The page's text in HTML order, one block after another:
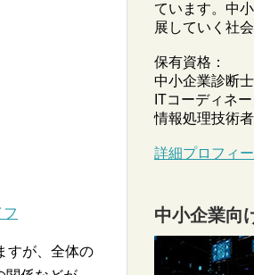
すが、全体の
ています。中
展していく社
保有資格：
中小企業診断士
ITコーディネー
情報処理技術
詳細プロフィ
中小企業向